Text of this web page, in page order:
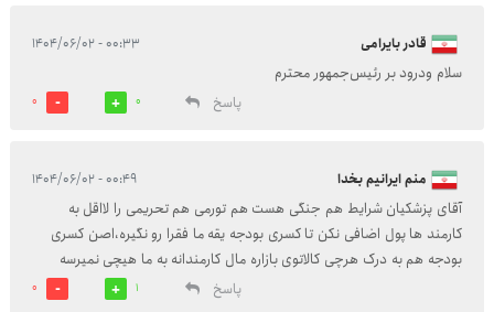
قادر بایرامی ۰۰:۳۳ - ۱۴۰۴/۰۶/۰۲
سلام ودرود بر رئیس‌جمهور محترم
پاسخ
0
0
منم ایرانیم بخدا ۰۰:۴۹ - ۱۴۰۴/۰۶/۰۲
آقای پزشکیان شرایط هم جنگی هست هم تورمی هم تحریمی را لااقل به
کارمند ها پول اضافی نکن تا کسری بودجه یقه ما فقرا رو نگیره،اصن کسری
بودجه هم به درک هرچی کالاتوی بازاره مال کارمندانه به ما هیچی نمیرسه
پاسخ
1
0